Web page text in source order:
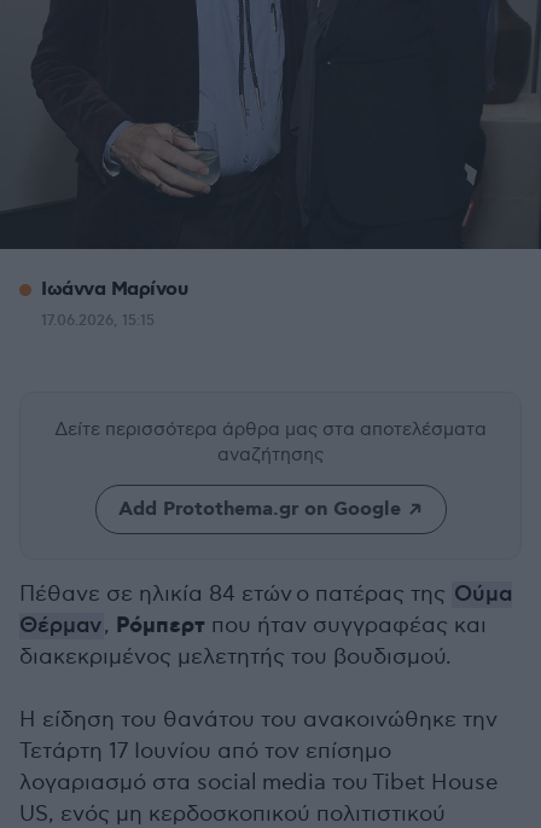
Ιωάννα Μαρίνου
17.06.2026, 15:15
Δείτε περισσότερα άρθρα μας στα αποτελέσματα
αναζήτησης
Add Protothema.gr on Google
Πέθανε σε ηλικία 84 ετών ο πατέρας της Ούμα
Θέρμαν, Ρόμπερτ που ήταν συγγραφέας και
διακεκριμένος μελετητής του βουδισμού.
Η είδηση του θανάτου του ανακοινώθηκε την
Τετάρτη 17 Ιουνίου από τον επίσημο
λογαριασμό στα social media του Tibet House
US, ενός μη κερδοσκοπικού πολιτιστικού